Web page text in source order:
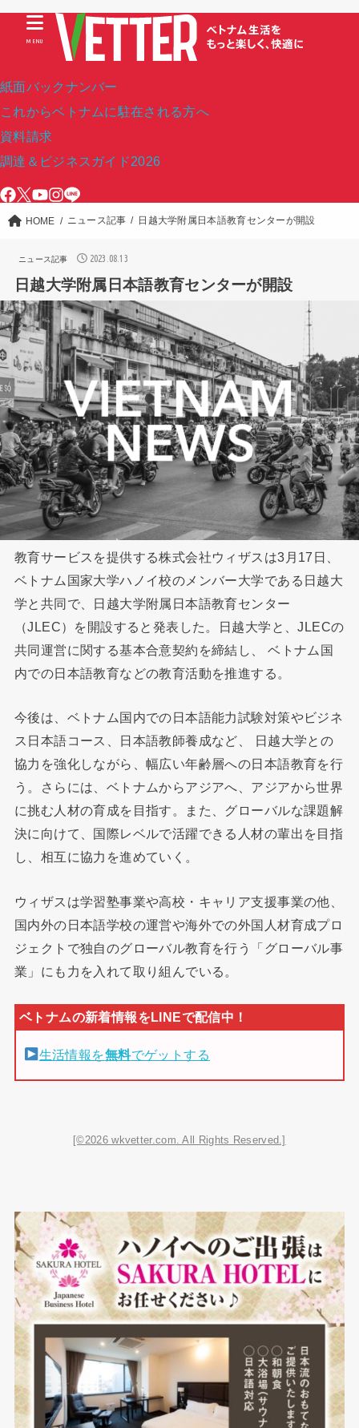
紙面バックナンバー
これからベトナムに駐在される方へ
資料請求
調達＆ビジネスガイド2026
MENU
HOME ニュース記事 日越大学附属日本語教育センターが開設
ニュース記事 2023.08.13
日越大学附属日本語教育センターが開設
教育サービスを提供する株式会社ウィザスは3月17日、
ベトナム国家大学ハノイ校のメンバー大学である日越大
学と共同で、日越大学附属日本語教育センター
（JLEC）を開設すると発表した。日越大学と、JLECの
共同運営に関する基本合意契約を締結し、 ベトナム国
内での日本語教育などの教育活動を推進する。
今後は、ベトナム国内での日本語能力試験対策やビジネ
ス日本語コース、日本語教師養成など、 日越大学との
協力を強化しながら、幅広い年齢層への日本語教育を行
う。さらには、ベトナムからアジアへ、アジアから世界
に挑む人材の育成を目指す。また、グローバルな課題解
決に向けて、国際レベルで活躍できる人材の輩出を目指
し、相互に協力を進めていく。
ウィザスは学習塾事業や高校・キャリア支援事業の他、
国内外の日本語学校の運営や海外での外国人材育成プロ
ジェクトで独自のグローバル教育を行う「グローバル事
業」にも力を入れて取り組んでいる。
生活情報を無料でゲットする
[©2026 wkvetter.com. All Rights Reserved.]